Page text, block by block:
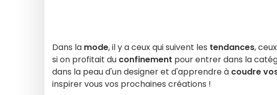
Dans la mode, il y a ceux qui suivent les tendances,
si on profitait du confinement pour entrer dans la
dans la peau d'un designer et d'apprendre à coudre
inspirer vous vos prochaines créations !